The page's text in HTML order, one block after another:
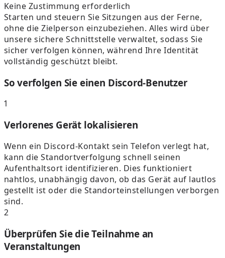
Keine Zustimmung erforderlich
Starten und steuern Sie Sitzungen aus der Ferne,
ohne die Zielperson einzubeziehen. Alles wird über
unsere sichere Schnittstelle verwaltet, sodass Sie
sicher verfolgen können, während Ihre Identität
vollständig geschützt bleibt.
So verfolgen Sie einen Discord-Benutzer
1
Verlorenes Gerät lokalisieren
Wenn ein Discord-Kontakt sein Telefon verlegt hat,
kann die Standortverfolgung schnell seinen
Aufenthaltsort identifizieren. Dies funktioniert
nahtlos, unabhängig davon, ob das Gerät auf lautlos
gestellt ist oder die Standorteinstellungen verborgen
sind.
2
Überprüfen Sie die Teilnahme an
Veranstaltungen